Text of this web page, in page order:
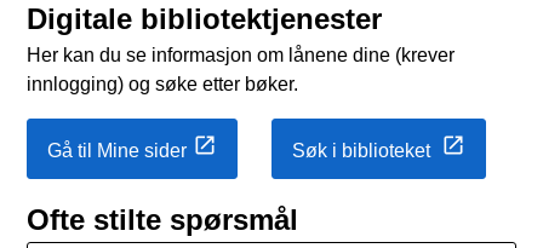
Digitale bibliotektjenester
Her kan du se informasjon om lånene dine (krever
innlogging) og søke etter bøker.
Gå til Mine sider Søk i biblioteket
Ofte stilte spørsmål